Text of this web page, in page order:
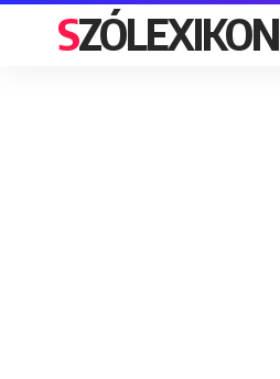
SZÓLEXIKON